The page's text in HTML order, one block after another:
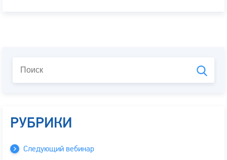
РУБРИКИ
Следующий вебинар